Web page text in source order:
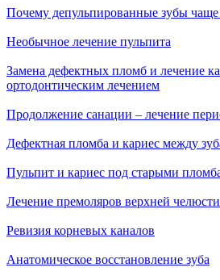
Почему депульпированные зубы
Необычное лечение пульпита
Замена дефектных пломб и лечение
ортодонтическим лечением
Продолжение санации – лечение
Дефектная пломба и кариес между
Пульпит и кариес под старыми
Лечение премоляров верхней челюсти
Ревизия корневых каналов
Анатомическое восстановление зуба